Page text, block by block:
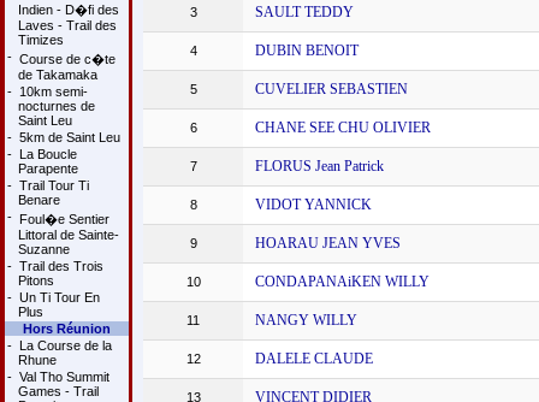
Indien - D�fi des
Laves - Trail des
Timizes
- Course de c�te
de Takamaka
- 10km semi-
nocturnes de
Saint Leu
- 5km de Saint Leu
- La Boucle
Parapente
- Trail Tour Ti
Benare
- Foul�e Sentier
Littoral de Sainte-
Suzanne
- Trail des Trois
Pitons
- Un Ti Tour En
Plus
Hors Réunion
- La Course de la
Rhune
- Val Tho Summit
Games - Trail
3 SAULT TEDDY
4 DUBIN BENOIT
5 CUVELIER SEBASTIEN
6 CHANE SEE CHU OLIVIER
7 FLORUS Jean Patrick
8 VIDOT YANNICK
9 HOARAU JEAN YVES
10 CONDAPANAiKEN WILLY
11 NANGY WILLY
12 DALELE CLAUDE
13 VINCENT DIDIER